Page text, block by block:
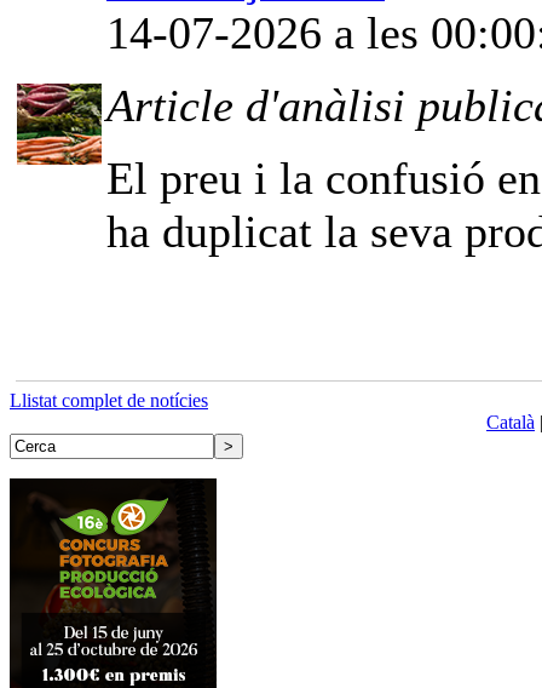
14-07-2026 a les
Article d'anàlisi
El preu i la confusió
ha duplicat la seva
Llistat complet de notícies
Català